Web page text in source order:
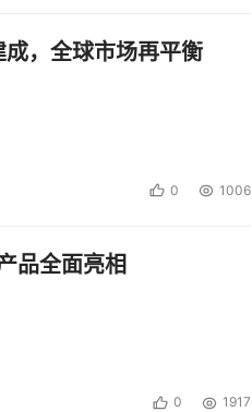
，全球市场再平衡
0 1006
品全面亮相
0 1917